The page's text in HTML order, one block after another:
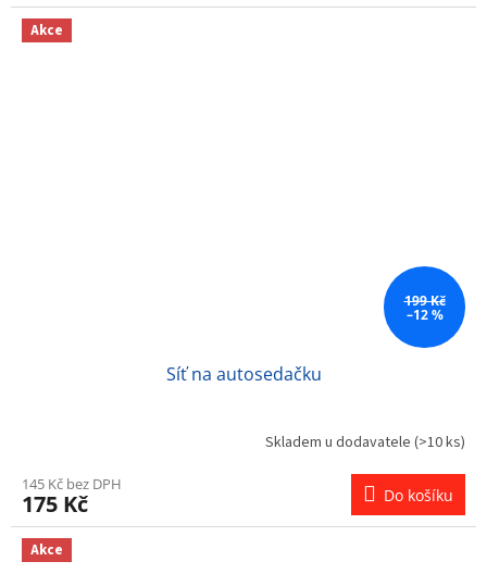
Akce
199 Kč
–12 %
Síť na autosedačku
Skladem u dodavatele (>10 ks)
145 Kč bez DPH
175 Kč Do košíku
Akce